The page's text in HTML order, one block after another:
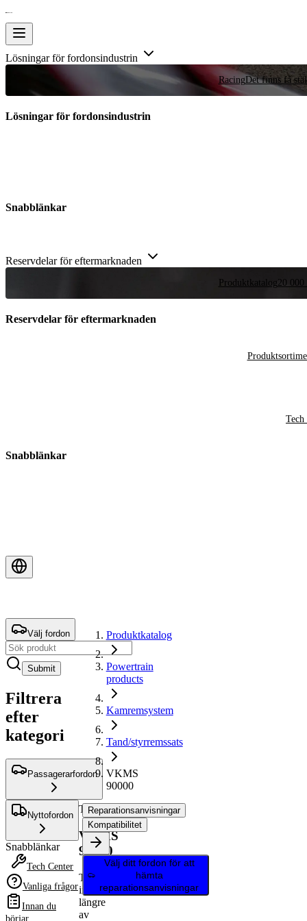
Lösningar för fordonsindustrin
RacingDet finns få
Lösningar för fordonsindustrin
Snabblänkar
Reservdelar för eftermarknaden
Produktkatalog20
Reservdelar för eftermarknaden
Tech
Snabblänkar
Välj fordon
Submit
Filtrera
efter
kategori
Passagerarfordon
Nyttofordon
Snabblänkar
Tech Center
Vanliga frågor
Innan du
börjar
Produktkatalog
Powertrain
products
Kamremsystem
Tand/styrremssats
VKMS
90000
Tand/styrremssats
VKMS
90000
Tillverkas
inte
längre
av
Reparationsanvisningar
Kompatibilitet
Välj ditt fordon för att
hämta
reparationsanvisningar